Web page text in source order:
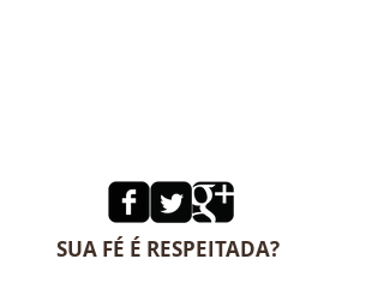
SUA FÉ É RESPEITADA?